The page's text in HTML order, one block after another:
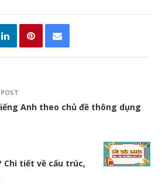
Anh theo chủ đề thông dụng
Chi tiết về cấu trúc,